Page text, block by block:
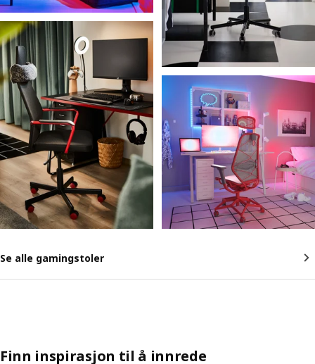
Se alle gamingstoler
Finn inspirasjon til å innrede